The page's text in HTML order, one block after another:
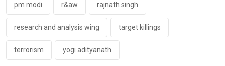
pm modi r&aw rajnath singh
research and analysis wing target killings
terrorism yogi adityanath